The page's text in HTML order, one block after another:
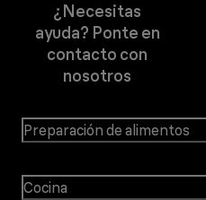
¿Necesitas
ayuda? Ponte en
contacto con
nosotros
Preparación de alimentos
Cocina